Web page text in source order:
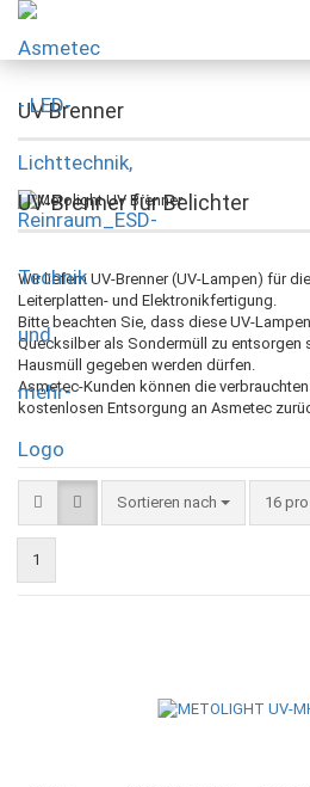
UV Brenner
UV-Brenner für Belichter
Wir liefern UV-Brenner (UV-Lampen) für
Leiterplatten- und Elektronikfertigung.
Bitte beachten Sie, dass diese UV-
Quecksilber als Sondermüll zu entsorgen
Hausmüll gegeben werden dürfen.
Asmetec-Kunden können die
kostenlosen Entsorgung an Asmetec
Sortieren nach 16
1